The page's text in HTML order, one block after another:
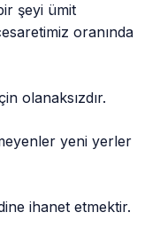
şeyi ümit
oranında
olanaksızdır.
yeni yerler
ihanet etmektir.